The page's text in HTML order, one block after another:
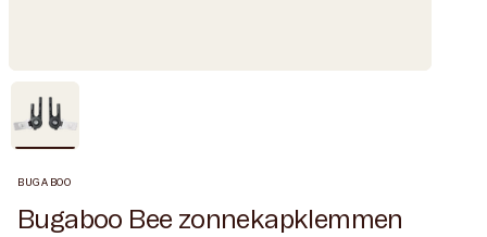
BUGABOO
Bugaboo Bee zonnekapklemmen